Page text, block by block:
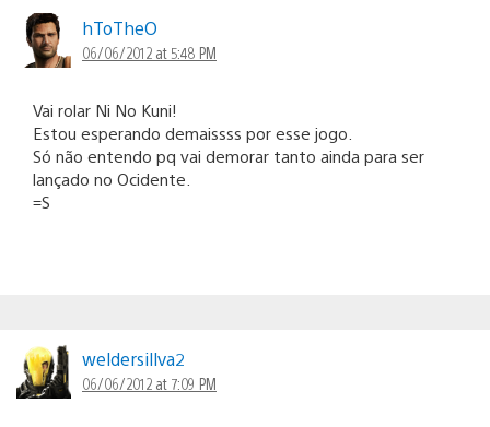
hToTheO
06/06/2012 at 5:48 PM
Vai rolar Ni No Kuni!
Estou esperando demaissss por esse jogo.
Só não entendo pq vai demorar tanto ainda para ser
lançado no Ocidente.
=S
weldersillva2
06/06/2012 at 7:09 PM